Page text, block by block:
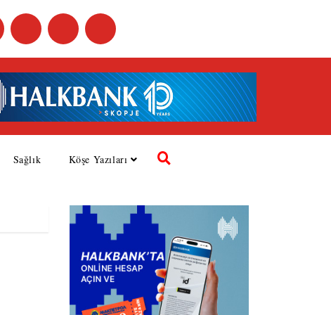
Sağlık Köşe Yazıları